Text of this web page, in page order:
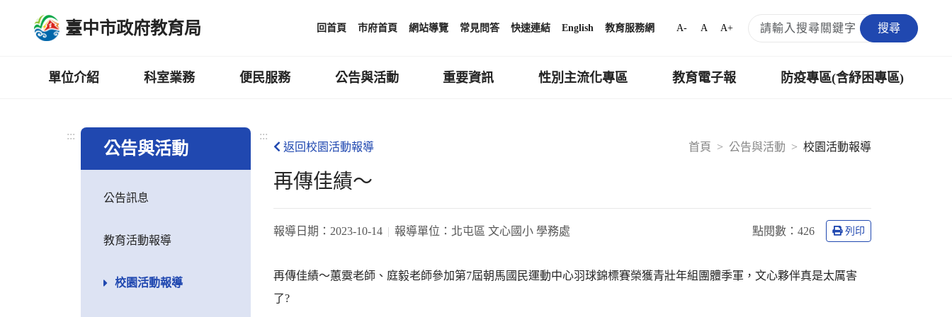
臺中市政府教育局 回首頁 市府首頁 網站導覽 常見問答 快速連結 English 教育服務網 A- A A+ 搜尋
單位介紹 科室業務 便民服務 公告與活動 重要資訊 性別主流化專區 教育電子報 防疫專區(含紓困專區)
:::
公告與活動
公告訊息
教育活動報導
校園活動報導
:::
首頁
公告與活動 校園活動報導
返回校園活動報導
再傳佳績～
報導日期： 2023-10-14 報導單位： 北屯區 文心國小 學務處 點閱數： 426 列印
再傳佳績～蕙霙老師、庭毅老師參加第7屆朝馬國民運動中心羽球錦標賽榮獲青壯年組團體季軍，文心夥伴真是太厲害
了?